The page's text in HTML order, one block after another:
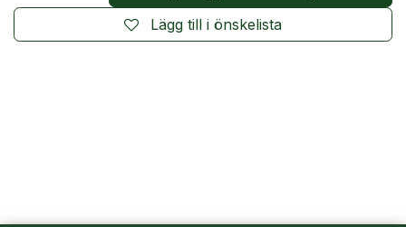
Lägg till i önskelista